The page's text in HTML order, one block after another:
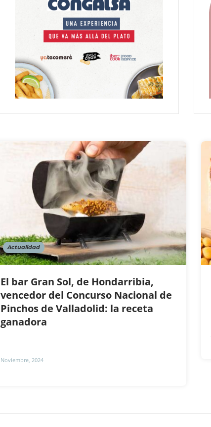
Actualidad
El bar Gran Sol, de Hondarribia,
vencedor del Concurso Nacional de
Pinchos de Valladolid: la receta
ganadora
Noviembre, 2024